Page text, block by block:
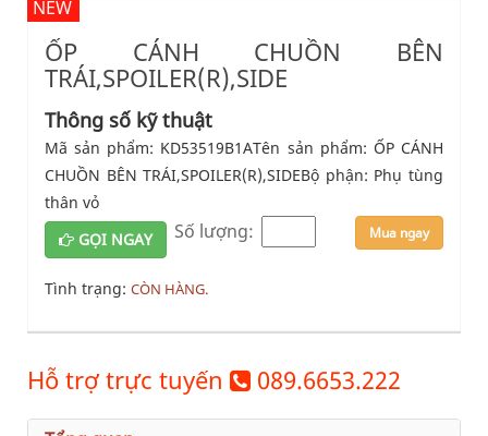
NEW
ỐP CÁNH CHUỒN BÊN
TRÁI,SPOILER(R),SIDE
Thông số kỹ thuật
Mã sản phẩm: KD53519B1ATên sản phẩm: ỐP CÁNH
CHUỒN BÊN TRÁI,SPOILER(R),SIDEBộ phận: Phụ tùng
thân vỏ
GỌI NGAY
Số lượng: Mua ngay
Tình trạng: CÒN HÀNG.
Hỗ trợ trực tuyến 089.6653.222